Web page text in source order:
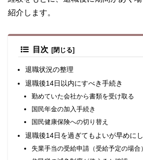
紹介します。
目次
退職状況の整理
退職後14日以内にすべき手続き
勤めていた会社から書類を受け取る
国民年金の加入手続き
国民健康保険への切り替え
退職後14日を過ぎてもよいが早めに
失業手当の受給申請（受給予定の場合）